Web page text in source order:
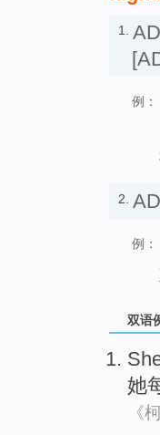
1.
例：
2.
例：
双语
她
《